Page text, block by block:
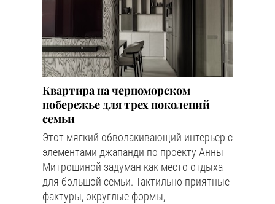
Квартира на черноморском
побережье для трех поколений
семьи
Этот мягкий обволакивающий интерьер с
элементами джапанди по проекту Анны
Митрошиной задуман как место отдыха
для большой семьи. Тактильно приятные
фактуры, округлые формы,